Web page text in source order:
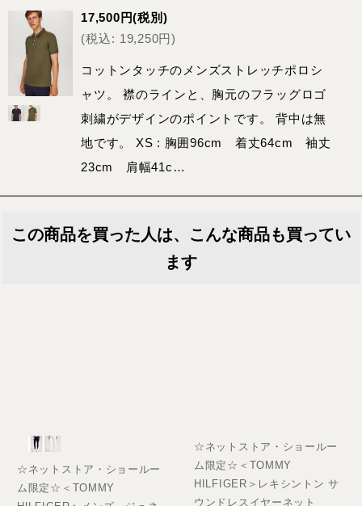
17,500 円(税別)
(税込: 19,250円)
コットンタッチのメンズストレッチポロシ
ャツ。 襟のラインと、胸元のフラッグロゴ
刺繍がデザインのポイントです。 背中は無
地です。 XS : 胸囲96cm 着丈64cm 袖丈
23cm 肩幅41c…
この商品を買った人は、こんな商品も買ってい
ます
☆ネットストア・ショールー
ム限定☆＜TOMMY
☆ネットストア・ショールー
ム限定☆＜TOMMY
HILFIGER＞レキシントン サ
ウンドレスイヤーネット